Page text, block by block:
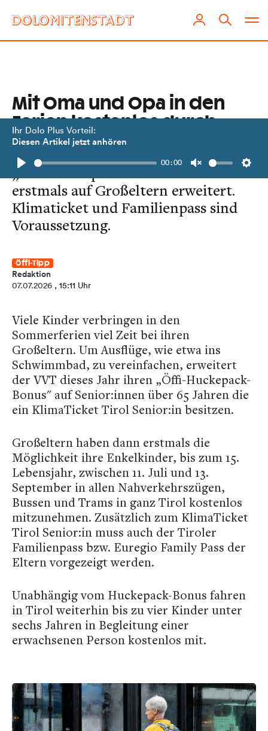
Ihr Dolo Plus Vorteil:
Diesen Artikel jetzt anhören
Play
00:00
Unmute
Mit Oma und Opa in den
Ferien kostenlos durch
Tirol
„Öffi-Huckepack-Bonus" wird
erstmals auf Großeltern erweitert.
Klimaticket und Familienpass sind
Voraussetzung.
Öffi-Tipp
Redaktion
07.07.2026 , 15:11 Uhr
Viele Kinder verbringen in den
Sommerferien viel Zeit bei ihren
Großeltern. Um Ausflüge, wie etwa ins
Schwimmbad, zu vereinfachen, erweitert
der VVT dieses Jahr ihren „Öffi-Huckepack-
Bonus" auf Senior:innen über 65 Jahren die
ein KlimaTicket Tirol Senior:in besitzen.
Großeltern haben dann erstmals die
Möglichkeit ihre Enkelkinder, bis zum 15.
Lebensjahr, zwischen 11. Juli und 13.
September in allen Nahverkehrszügen,
Bussen und Trams in ganz Tirol kostenlos
mitzunehmen. Zusätzlich zum KlimaTicket
Tirol Senior:in muss auch der Tiroler
Familienpass bzw. Euregio Family Pass der
Eltern vorgezeigt werden.
Unabhängig vom Huckepack-Bonus fahren
in Tirol weiterhin bis zu vier Kinder unter
sechs Jahren in Begleitung einer
erwachsenen Person kostenlos mit.